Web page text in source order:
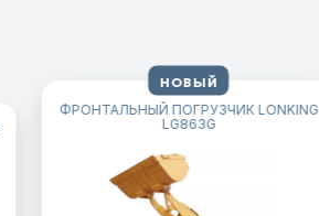
НОВЫЙ
ФРОНТАЛЬНЫЙ ПОГРУЗЧИК LONKING
LG863G